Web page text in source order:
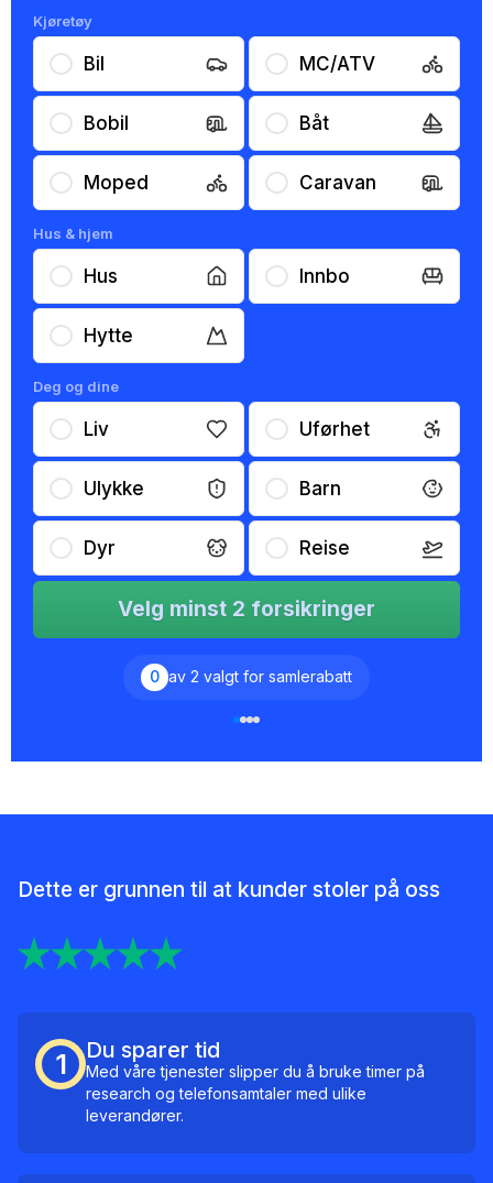
Kjøretøy
Bil MC/ATV
Bobil Båt
Moped Caravan
Hus & hjem
Hus Innbo
Hytte
Deg og dine
Liv Uførhet
Ulykke Barn
Dyr Reise
Velg minst 2 forsikringer
0 av 2 valgt for samlerabatt
Dette er grunnen til at kunder stoler på oss
1 Du sparer tid
Med våre tjenester slipper du å bruke timer på
research og telefonsamtaler med ulike
leverandører.